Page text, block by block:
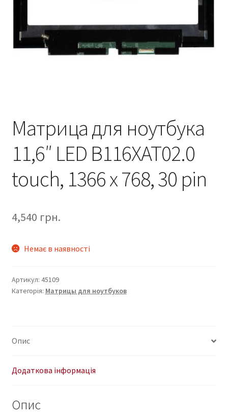
Матрица для ноутбука
11,6″ LED B116XAT02.0
touch, 1366 x 768, 30 pin
4,540 грн.
Немає в наявності
Артикул: 45109
Категорія: Матрицы для ноутбуков
Опис
Додаткова інформація
Опис